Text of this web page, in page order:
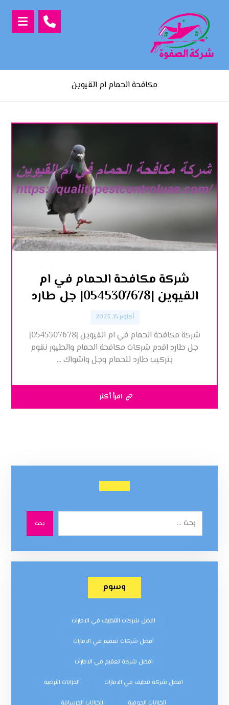
مكافحة الحمام ام القيوين
شركة مكافحة الحمام في ام
القيوين |0545307678| جل طارد
أكتوبر 15, 2023
شركة مكافحة الحمام في ام القيوين |0545307678|
جل طارد اقدم شركات مكافحة الحمام والطيور نقوم
بتركيب طارد للحمام وجل واشواك ...
اقرأ أكثر
بحث
وسوم
افضل شركات التنظيف في الامارات
افضل شركات تعقيم في الامارات
افضل شركة تعقيم في الامارات
افضل شركة تنظيف في الامارات الخزانات الأرضية